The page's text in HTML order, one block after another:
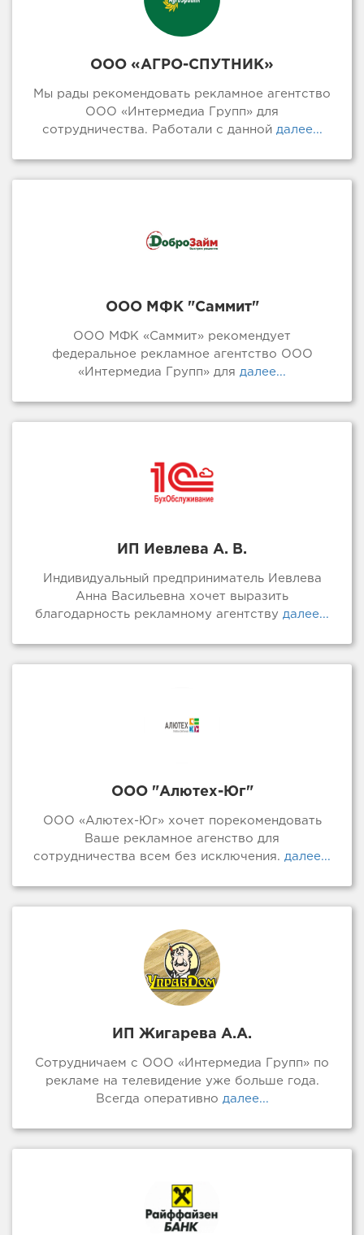
ООО «АГРО-СПУТНИК»
Мы рады рекомендовать рекламное агентство
ООО «Интермедиа Групп» для
сотрудничества. Работали с даннойдалее...
ООО МФК "Саммит"
ООО МФК «Саммит» рекомендует
федеральное рекламное агентство ООО
«Интермедиа Групп» для далее...
ИП Иевлева А. В.
Индивидуальный предприниматель Иевлева
Анна Васильевна хочет выразить
благодарность рекламному агентству далее...
ООО "Алютех-Юг"
ООО «Алютех-Юг» хочет порекомендовать
Ваше рекламное агенство для
сотрудничества всем без исключения. далее...
ИП Жигарева А.А.
Сотрудничаем с ООО «Интермедиа Групп» по
рекламе на телевидение уже больше года.
Всегда оперативно далее...